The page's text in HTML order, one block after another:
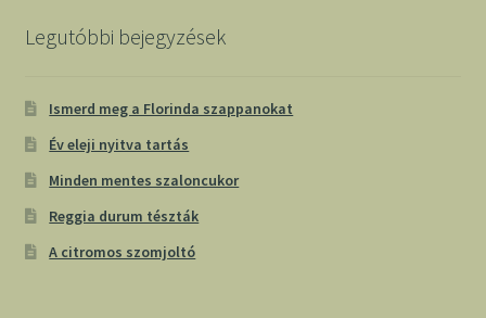
Legutóbbi bejegyzések
Ismerd meg a Florinda szappanokat
Év eleji nyitva tartás
Minden mentes szaloncukor
Reggia durum tészták
A citromos szomjoltó